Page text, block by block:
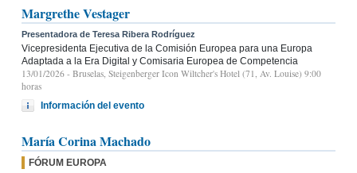
Margrethe Vestager
Presentadora de Teresa Ribera Rodríguez
Vicepresidenta Ejecutiva de la Comisión Europea para una Europa
Adaptada a la Era Digital y Comisaria Europea de Competencia
13/01/2026 - Bruselas, Steigenberger Icon Wiltcher's Hotel (71, Av. Louise) 9:00
horas
Información del evento
María Corina Machado
FÓRUM EUROPA